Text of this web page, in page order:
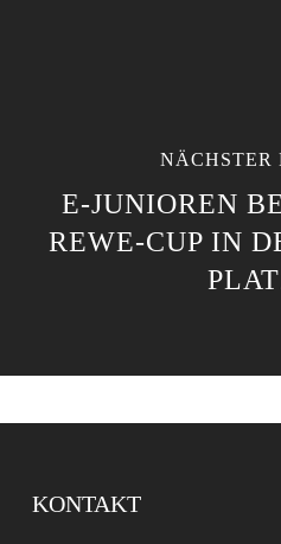
NÄCHSTER
E-JUNIOREN
REWE-CUP IN
KONTAKT